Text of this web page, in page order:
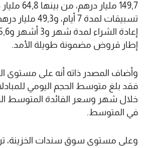
149,7 مليار
تسبيقات لمدة 7
إطار قروض مضمونة طويلة الأمد.
وأضاف المصدر ذاته أنه على مستوى
في المتوسط.
وعلى مستوى سوق سندات الخزينة،